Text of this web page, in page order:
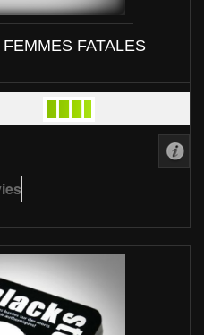
FATALES